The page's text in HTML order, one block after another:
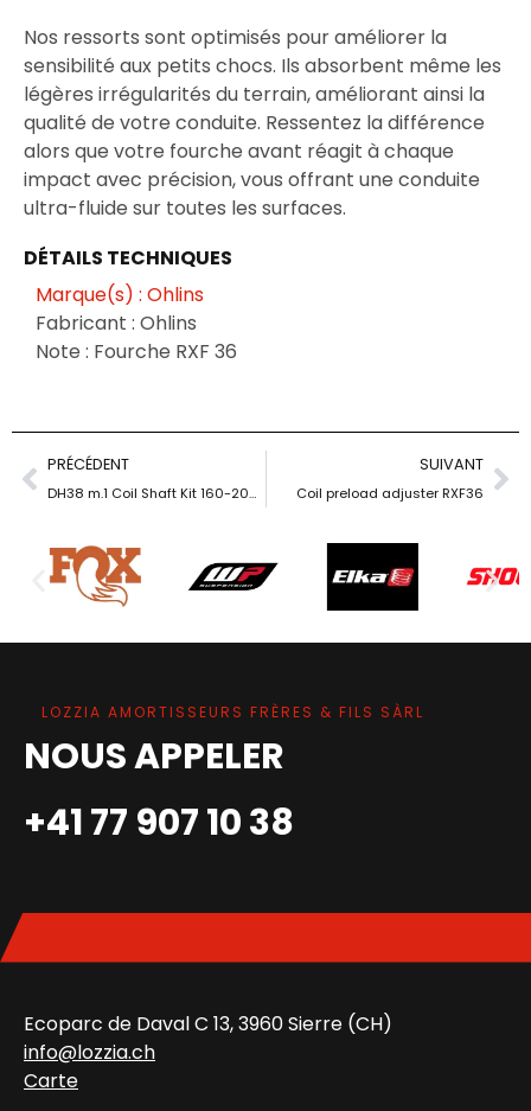
Nos ressorts sont optimisés pour améliorer la
sensibilité aux petits chocs. Ils absorbent même les
légères irrégularités du terrain, améliorant ainsi la
qualité de votre conduite. Ressentez la différence
alors que votre fourche avant réagit à chaque
impact avec précision, vous offrant une conduite
ultra-fluide sur toutes les surfaces.
DÉTAILS TECHNIQUES
Marque(s) : Ohlins
Fabricant : Ohlins
Note : Fourche RXF 36
PRÉCÉDENT
DH38 m.1 Coil Shaft Kit 160-200mm
SUIVANT
Coil preload adjuster RXF36
LOZZIA AMORTISSEURS FRÈRES & FILS SÀRL
NOUS APPELER
+41 77 907 10 38
Ecoparc de Daval C 13, 3960 Sierre (CH)
info@lozzia.ch
Carte